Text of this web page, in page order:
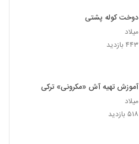
دوخت کوله پشتی
میلاد
۴۴۳ بازدید
آموزش تهیه آش «مکرونی» ترکی
میلاد
۵۱۸ بازدید